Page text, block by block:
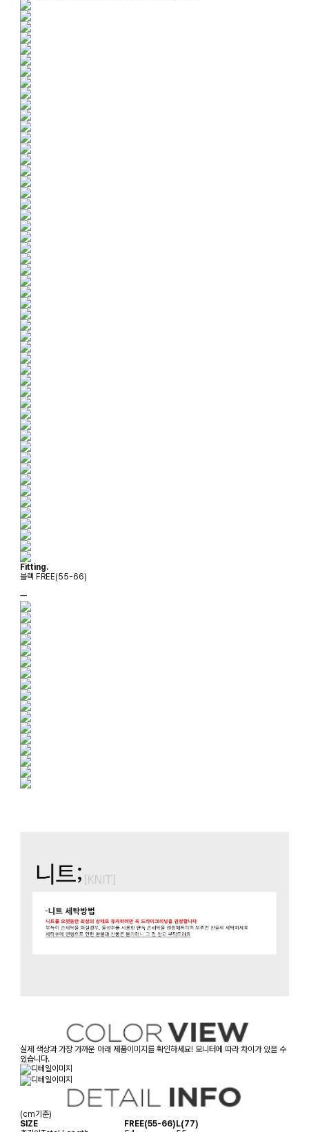
Fitting.
블랙 FREE(55-66)
ㅡ
실제 색상과 가장 가까운 아래 제품이미지를 확인하세요! 모니터에 따라 차이가 있을 수
있습니다.
(cm기준)
SIZE
FREE(55-66) L(77)